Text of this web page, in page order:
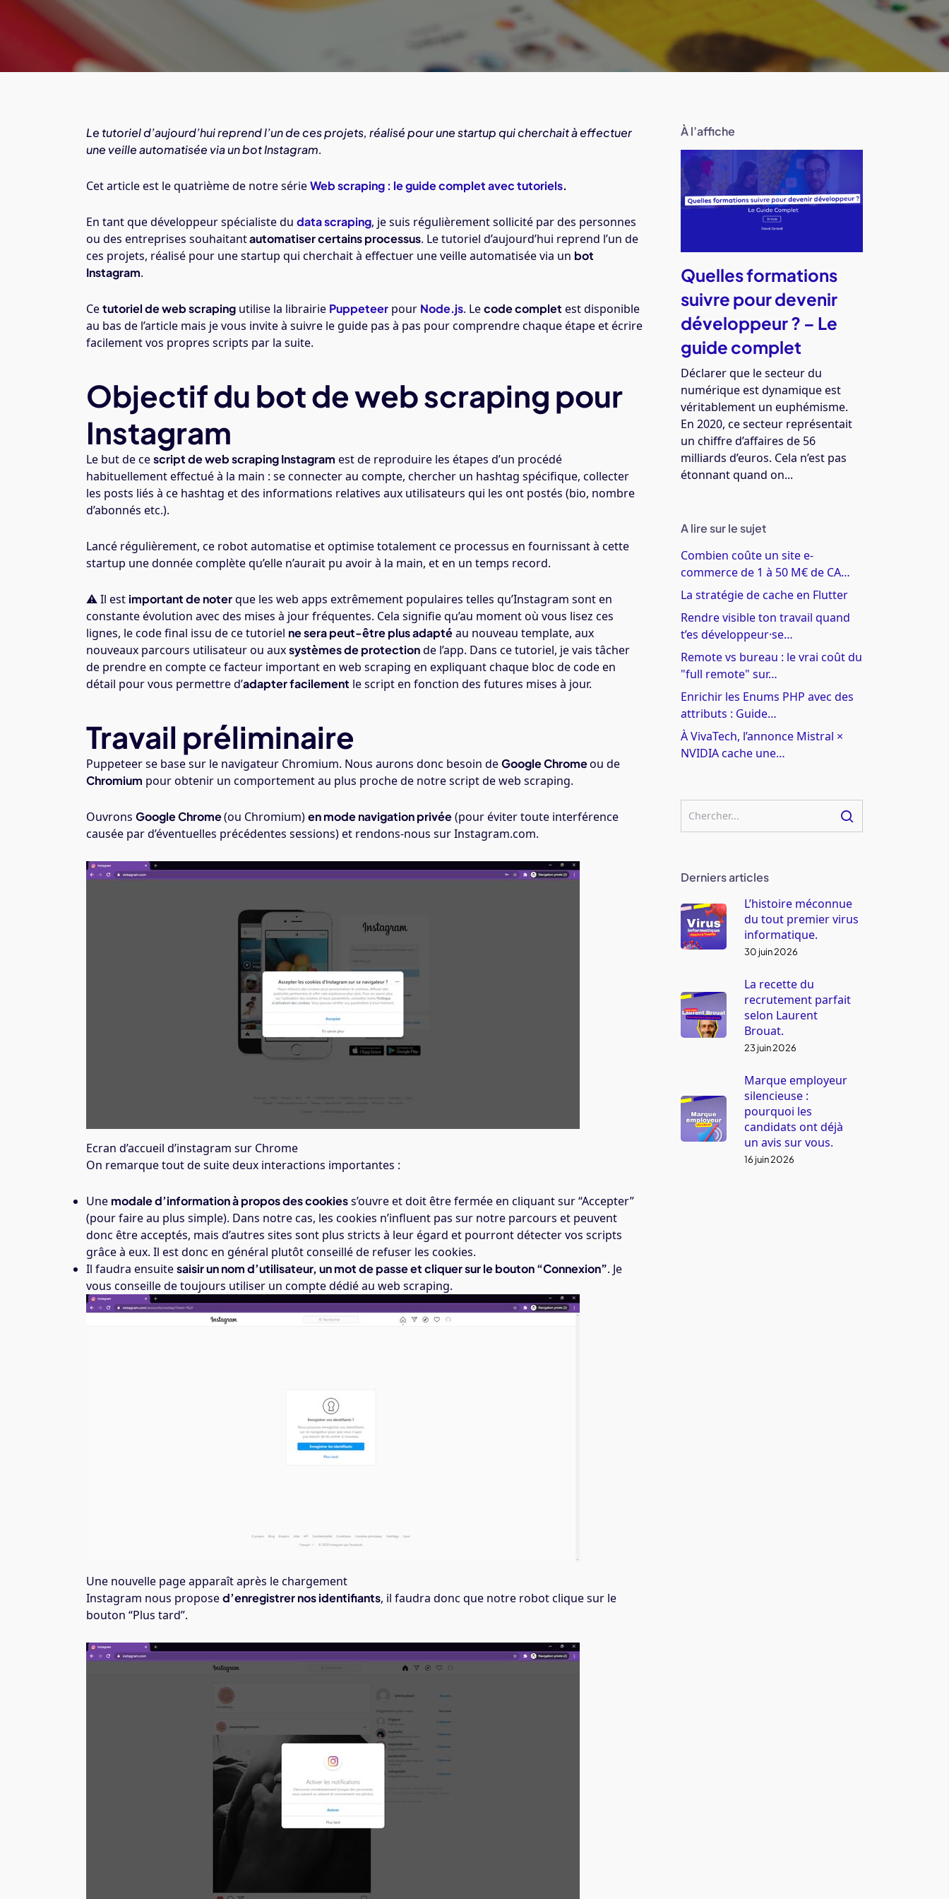
Le tutoriel d’aujourd’hui reprend l’un de ces projets, réalisé pour une startup qui cherchait à effectuer
une veille automatisée via un bot Instagram.
Cet article est le quatrième de notre sérieWeb scraping : le guide complet avec tutoriels.
En tant que développeur spécialiste du data scraping, je suis régulièrement sollicité par des personnes
ou des entreprises souhaitantautomatiser certains processus. Le tutoriel d’aujourd’hui reprend l’un de
ces projets, réalisé pour une startup qui cherchait à effectuer une veille automatisée via un bot
Instagram.
Cetutoriel de web scraping utilise la librairie Puppeteer pour Node.js. Lecode complet est disponible
au bas de l’article mais je vous invite à suivre le guide pas à pas pour comprendre chaque étape et écrire
facilement vos propres scripts par la suite.
Objectif du bot de web scraping pour
Instagram
Le but de cescript de web scraping Instagram est de reproduire les étapes d’un procédé
habituellement effectué à la main : se connecter au compte, chercher un hashtag spécifique, collecter
les posts liés à ce hashtag et des informations relatives aux utilisateurs qui les ont postés (bio, nombre
d’abonnés etc.).
Lancé régulièrement, ce robot automatise et optimise totalement ce processus en fournissant à cette
startup une donnée complète qu’elle n’aurait pu avoir à la main, et en un temps record.
⚠️ Il est important de noterque les web apps extrêmement populaires telles qu’Instagram sont en
constante évolution avec des mises à jour fréquentes. Cela signifie qu’au moment où vous lisez ces
lignes, le code final issu de ce tutoriel ne sera peut-être plus adaptéau nouveau template, aux
nouveaux parcours utilisateur ou auxsystèmes de protectionde l’app. Dans ce tutoriel, je vais tâcher
de prendre en compte ce facteur important en web scraping en expliquant chaque bloc de code en
détail pour vous permettre d’adapter facilement le script en fonction des futures mises à jour.
Travail préliminaire
Puppeteer se base sur le navigateur Chromium. Nous aurons donc besoin deGoogle Chromeou de
Chromium pour obtenir un comportement au plus proche de notre script de web scraping.
Ouvrons Google Chrome(ou Chromium)en mode navigation privée(pour éviter toute interférence
causée par d’éventuelles précédentes sessions) et rendons-nous sur Instagram.com.
Ecran d’accueil d’instagram sur Chrome
On remarque tout de suite deux interactions importantes :
Une modale d’information à propos des cookiess’ouvre et doit être fermée en cliquant sur “Accepter”
(pour faire au plus simple). Dans notre cas, les cookies n’influent pas sur notre parcours et peuvent
donc être acceptés, mais d’autres sites sont plus stricts à leur égard et pourront détecter vos scripts
grâce à eux. Il est donc en général plutôt conseillé de refuser les cookies.
Il faudra ensuitesaisir un nom d’utilisateur, un mot de passe et cliquer sur le bouton “Connexion”. Je
vous conseille de toujours utiliser un compte dédié au web scraping.
Une nouvelle page apparaît après le chargement
Instagram nous proposed’enregistrer nos identifiants, il faudra donc que notre robot clique sur le
bouton “Plus tard”.
À l’affiche
Quelles formations
suivre pour devenir
développeur ? – Le
guide complet
Déclarer que le secteur du
numérique est dynamique est
véritablement un euphémisme.
En 2020, ce secteur représentait
un chiffre d’affaires de 56
milliards d’euros. Cela n’est pas
étonnant quand on...
A lire sur le sujet
Combien coûte un site e-
commerce de 1 à 50 M€ de CA…
La stratégie de cache en Flutter
Rendre visible ton travail quand
t’es développeur·se…
Remote vs bureau : le vrai coût du
"full remote" sur…
Enrichir les Enums PHP avec des
attributs : Guide…
À VivaTech, l’annonce Mistral ×
NVIDIA cache une…
Derniers articles
L’histoire méconnue
du tout premier virus
informatique.
30 juin 2026
La recette du
recrutement parfait
selon Laurent
Brouat.
23 juin 2026
Marque employeur
silencieuse :
pourquoi les
candidats ont déjà
un avis sur vous.
16 juin 2026